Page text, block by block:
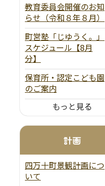
教育委員会開催のお知
らせ（令和８年８月）
町営塾「じゆうく。」
スケジュール【8月
分】
保育所・認定こども園
のご案内
もっと見る
計画
四万十町景観計画につ
いて